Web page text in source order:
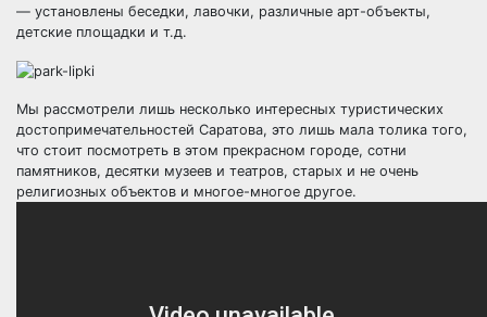
— установлены беседки, лавочки, различные арт-объекты,
детские площадки и т.д.
Мы рассмотрели лишь несколько интересных туристических
достопримечательностей Саратова, это лишь мала толика того,
что стоит посмотреть в этом прекрасном городе, сотни
памятников, десятки музеев и театров, старых и не очень
религиозных объектов и многое-многое другое.